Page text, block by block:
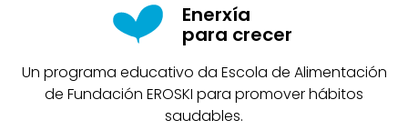
Enerxía
para crecer
Un programa educativo da Escola de Alimentación
de Fundación EROSKI para promover hábitos
saudables.